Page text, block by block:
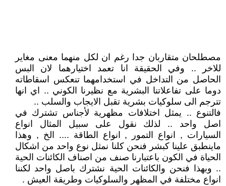
مصطلحان متقاربان جدا رغم ان لكل منهما معنى مغاير
للاخر .. وفي الحقيقة انا تعمد اختيارهما لان البس
الحاصل من التداخل في استخدامهما تنعكس اسقاطاته
دوما على تفاعلاتنا البشرية مع نظيرنا الكوني .. اي انها
تترجم الى سلوكيات بشرية تقبل الايجاب والسلب ..
فالتنوع .. يمثل اختلافات مظهرية لأجناس تشترك في
اصل واحد .. لذلك نقول على سبيل المثال انواع
السيارات , انواع التمور , انواع الطاقة .... الخ , وهذا
ماينطبق علينا كبشر فنحن كلنا نمثل نوع واحد من اشكال
الحياة في الكون باعتبارنا صنف من اصناف الكائنات الحية
.. وبهذا فنحن والكائنات الحية نشترك باصل واحد لكننا
انواع مختلفة في المظهر والسلوكيات وطريقة العيش .